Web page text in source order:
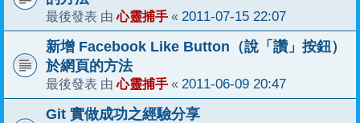
最後發表 由心靈捕手 « 2011-07-15 22:07
新增 Facebook Like Button（說「讚」按鈕）
於網頁的方法
最後發表 由心靈捕手 « 2011-06-09 20:47
Git 實做成功之經驗分享